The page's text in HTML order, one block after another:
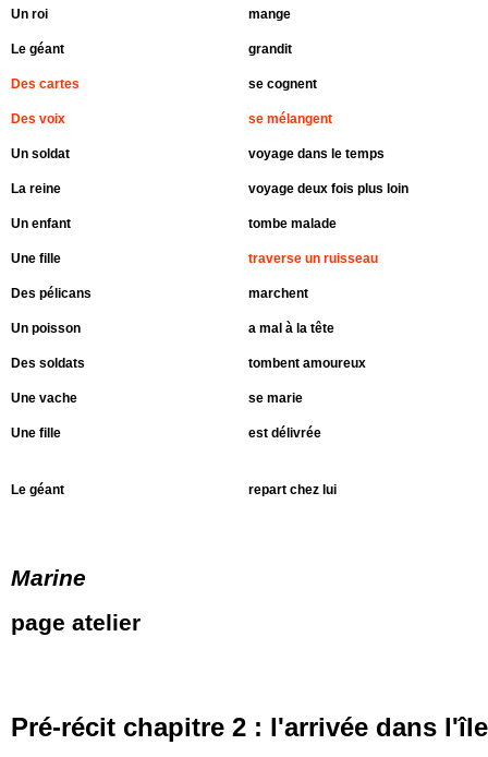
Un roi
Le géant
Des cartes
Des voix
Un soldat
La reine
Un enfant
Une fille
Des pélicans
Un poisson
Des soldats
Une vache
Une fille
Le géant
mange
grandit
se cognent
se mélangent
voyage dans le temps
voyage deux fois plus loin
tombe malade
traverse un ruisseau
marchent
a mal à la tête
tombent amoureux
se marie
est délivrée
repart chez lui
Marine
page atelier
Pré-récit chapitre 2 : l'arrivée dans